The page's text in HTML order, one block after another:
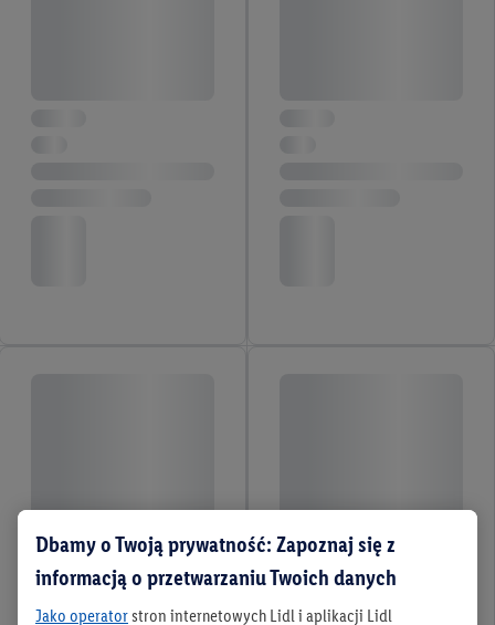
Dbamy o Twoją prywatność: Zapoznaj się z
informacją o przetwarzaniu Twoich danych
Jako operatorstron internetowych Lidl i aplikacji Lidl